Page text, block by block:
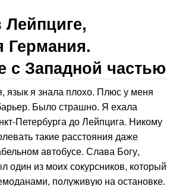
Германия.
с Западной частью
язык я знала плохо. Плюс у меня
Было страшно. Я ехала
Петербурга до Лейпцига. Никому
такие расстояния даже
автобусе. Слава Богу,
один из моих сокурсников, который
полуживую на остановке.